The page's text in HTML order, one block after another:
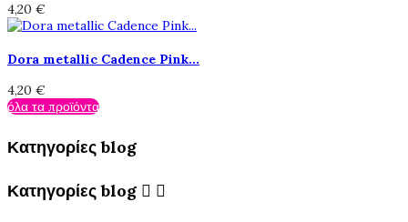
4,20 €
Dora metallic Cadence Pink...
4,20 €
όλα τα προϊόντα
Κατηγορίες blog
Κατηγορίες blog  